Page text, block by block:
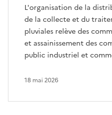
L'organisation de la
de la collecte et du
pluviales relève des
et assainissement des
public industriel et
18 mai 2026